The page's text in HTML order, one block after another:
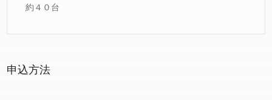
約４０台
申込方法